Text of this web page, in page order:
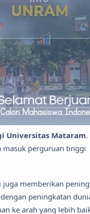
Universitas Mataram.
masuk perguruan tinggi
memberikan
peningkatan
ke arah yang lebih